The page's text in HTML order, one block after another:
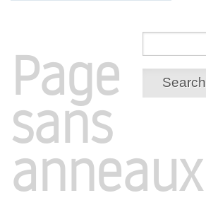
Search
Page
sans
anneaux